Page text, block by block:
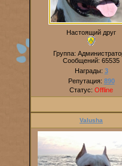
Настоящий друг
Группа:
Сообщений: 65535
Награды: 3
Репутация: 890
Статус: Offline
Valusha